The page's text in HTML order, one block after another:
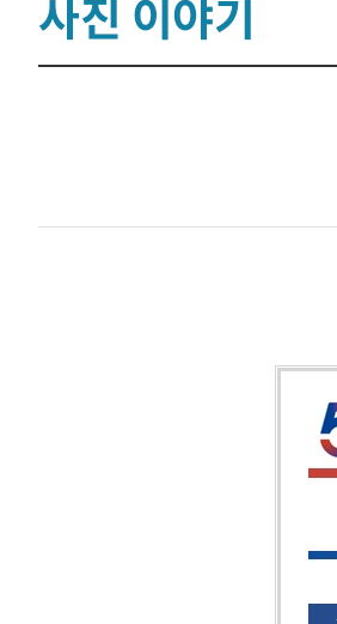
사진 이야기